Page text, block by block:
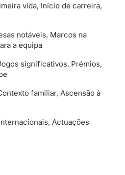
vida, Início de carreira,
notáveis, Marcos na
a equipa
significativos, Prémios,
familiar, Ascensão à
Actuações